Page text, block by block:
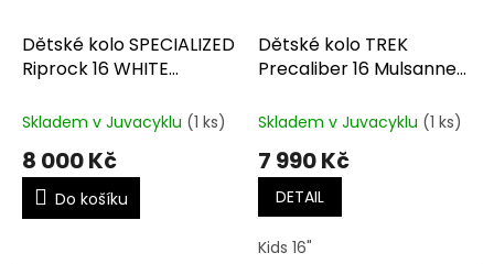
Dětské kolo SPECIALIZED
Riprock 16 WHITE
Skladem v Juvacyklu (1 ks)
8 000 Kč
Do košíku
Dětské kolo TREK
Precaliber 16 Mulsanne
Skladem v Juvacyklu (1 ks)
7 990 Kč
DETAIL
Kids 16"